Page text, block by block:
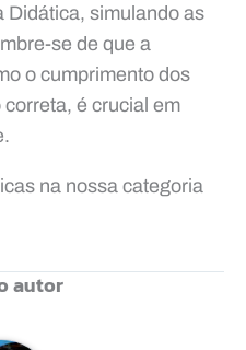
Didática, simulando as
se de que a
o cumprimento dos
é crucial em
na nossa categoria
autor